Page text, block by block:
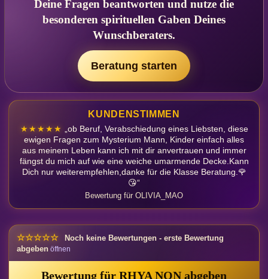
Deine Fragen beantworten und nutze die
besonderen spirituellen Gaben Deines
Wunschberaters.
Beratung starten
KUNDENSTIMMEN
★★★★★
„ob Beruf, Verabschiedung eines Liebsten, diese
ewigen Fragen zum Mysterium Mann, Kinder einfach alles
aus meinem Leben kann ich mit dir anvertrauen und immer
fängst du mich auf wie eine weiche umarmende Decke.Kann
Dich nur weiterempfehlen,danke für die Klasse Beratung.🌹
😘“
Bewertung für OLIVIA_MAO
☆☆☆☆☆
Noch keine Bewertungen - erste Bewertung
abgeben
Bewertung für RHYA NON abgeben